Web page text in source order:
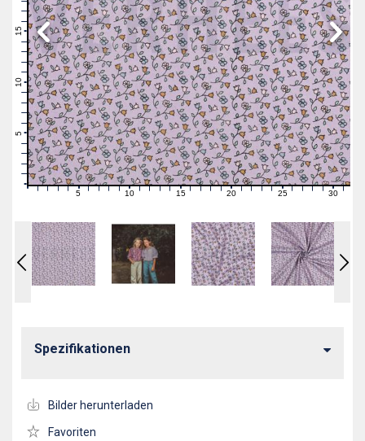
0
2
3
4
5
6
8
10
11
12
13
14
15
16
17
18
0 1 2 3 4 5 6 7 8910 1112131415161718192021222324 252627282930 31
Spezifikationen
Bilder herunterladen
Favoriten